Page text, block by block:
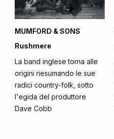
MUMFORD & SONS
Rushmere
La band inglese torna alle
origini riesumando le sue
radici country-folk, sotto
l'egida del produttore
Dave Cobb